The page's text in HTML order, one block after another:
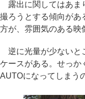
露出に関してはあま
撮ろうとする傾向があ
方が、雰囲気のある映
逆に光量が少ないと
ケースがある。せっか
AUTOになってしまう